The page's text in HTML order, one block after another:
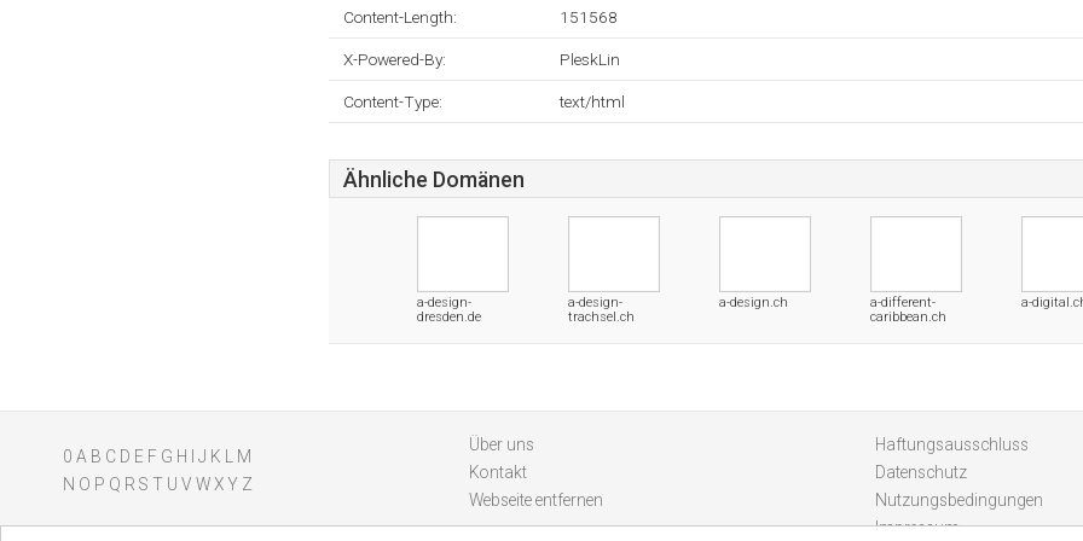
Content-Length: 151568
X-Powered-By: PleskLin
Content-Type: text/html
Ähnliche Domänen
a-design-
dresden.de
a-design-
trachsel.ch
a-design.ch
a-different-
caribbean.ch
a-
0 A B C D E F G H J K
M
N O P Q R S T U V WXY Z
Über uns
Kontakt
Webseite entfernen
Haftungsausschluss
Datenschutz
Nutzungsbedingungen
Impressum